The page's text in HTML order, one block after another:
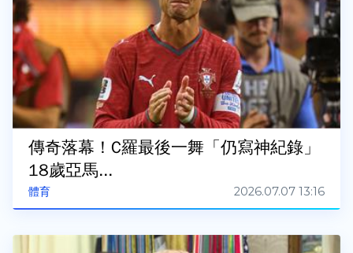
體育
傳奇落幕！C羅最後一舞「仍寫神紀錄」
18歲亞馬...
2026.07.07 13:16